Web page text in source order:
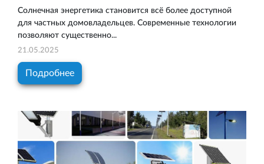
Солнечная энергетика становится всё более доступной
для частных домовладельцев. Современные технологии
позволяют существенно...
21.05.2025
Подробнее